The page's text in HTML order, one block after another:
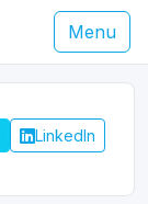
Menu
LinkedIn